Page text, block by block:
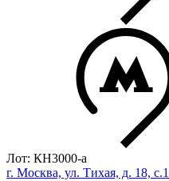
Лот: КН3000-a
г. Москва, ул. Тихая, д. 18, с.1